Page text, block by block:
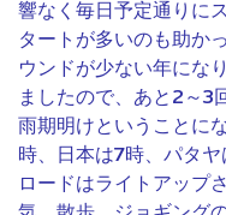
響なく毎日予定通りに
タートが多いのも助か
ウンドが少ない年にな
ましたので、あと2～
雨期明けということに
時、日本は7時、パタ
ロードはライトアップ